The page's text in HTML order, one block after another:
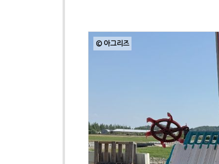
© 아그리즈